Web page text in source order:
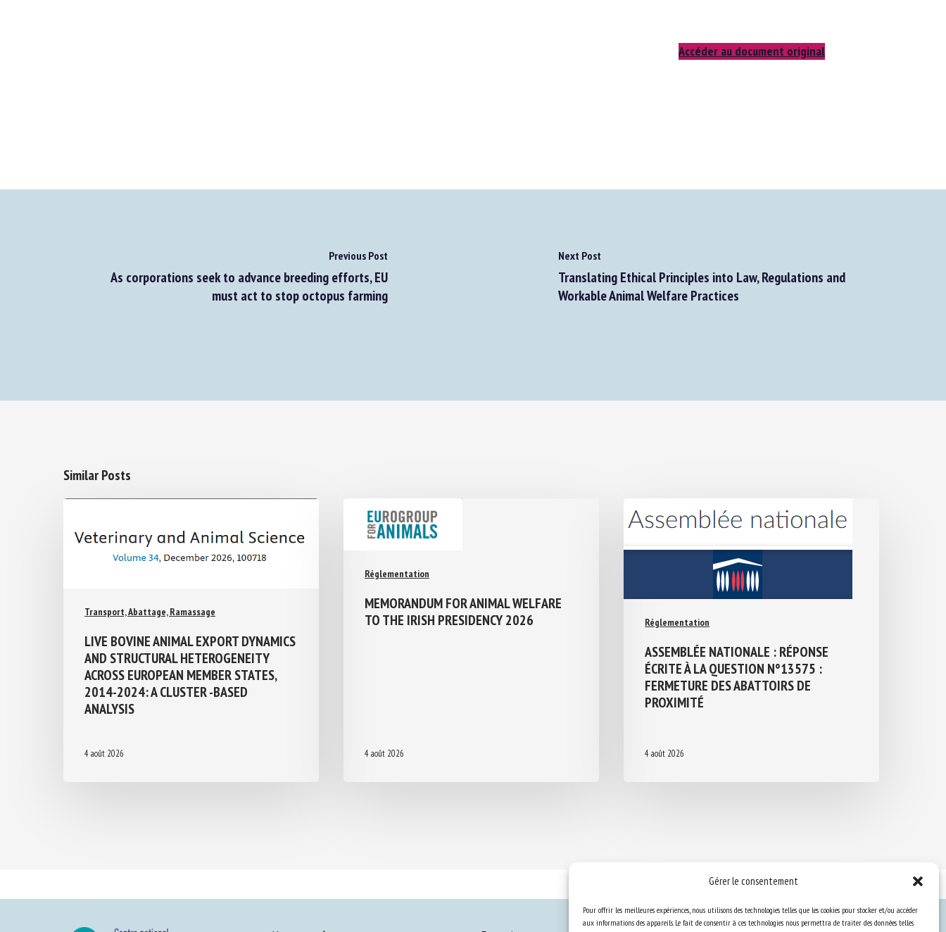
Gérer le consentement
Pour offrir les meilleures expériences, nous utilisons des technologies telles que les cookies pour stocker et/ou accéder
aux informations des appareils. Le fait de consentir à ces technologies nous permettra de traiter des données telles
Accéder au document original
Previous Post
As corporations seek to advance breeding efforts, EU
must act to stop octopus farming
Next Post
Translating Ethical Principles into Law, Regulations and
Workable Animal Welfare Practices
Similar Posts
Transport, Abattage, Ramassage
LIVE BOVINE ANIMAL EXPORT
DYNAMICS AND STRUCTURAL
HETEROGENEITY ACROSS EUROPEAN
MEMBER STATES, 2014-2024: A
CLUSTER -BASED ANALYSIS
4 août 2026
Réglementation
MEMORANDUM FOR ANIMAL WELFARE
TO THE IRISH PRESIDENCY 2026
4 août 2026
Réglementation
ASSEMBLÉE NATIONALE : RÉPONSE
ÉCRITE À LA QUESTION N°13575 :
FERMETURE DES ABATTOIRS DE
PROXIMITÉ
4 août 2026